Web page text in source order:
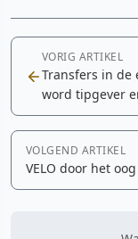
VORIG ARTIKEL
Transfers in de
word tipgever
VOLGEND ARTIKEL
VELO door het